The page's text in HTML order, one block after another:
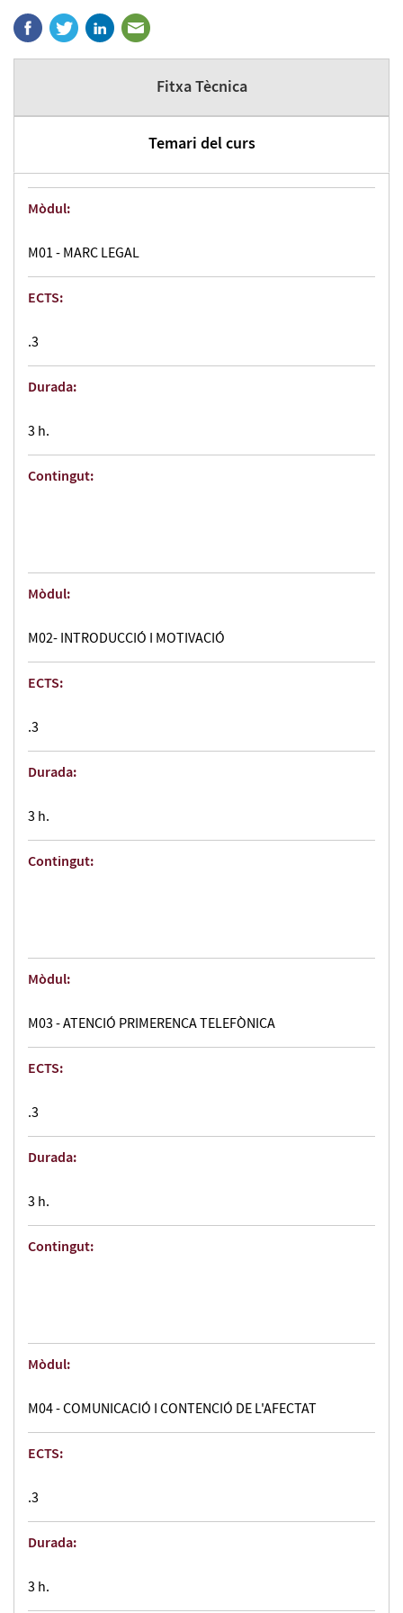
Fitxa Tècnica
Temari del curs
Mòdul:
M01 - MARC LEGAL
ECTS:
.3
Durada:
3 h.
Contingut:
Mòdul:
M02- INTRODUCCIÓ I MOTIVACIÓ
ECTS:
.3
Durada:
3 h.
Contingut:
Mòdul:
M03 - ATENCIÓ PRIMERENCA TELEFÒNICA
ECTS:
.3
Durada:
3 h.
Contingut:
Mòdul:
M04 - COMUNICACIÓ I CONTENCIÓ DE L'AFECTAT
ECTS:
.3
Durada:
3 h.